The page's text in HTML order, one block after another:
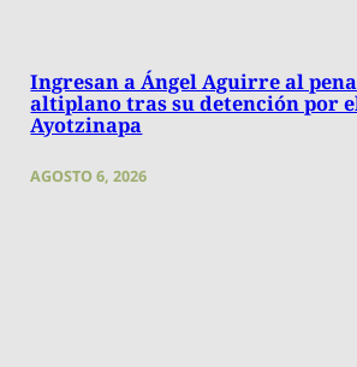
Ingresan a Ángel Aguirre al
altiplano tras su detención por
Ayotzinapa
AGOSTO 6, 2026